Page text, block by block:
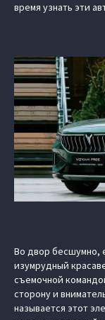
время узнать эти
Во двор бесшумно,
изумрудный
съемочной
сторону и
называется этот